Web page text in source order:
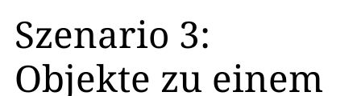
Szenario 3:
Objekte zu einem